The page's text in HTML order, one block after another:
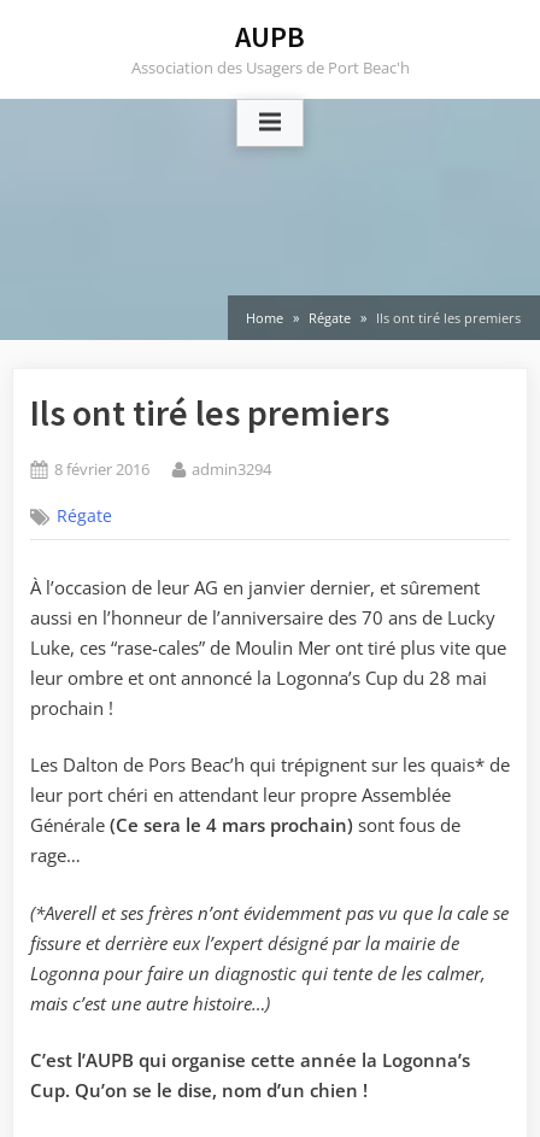
AUPB
Association des Usagers de Port Beac'h
Home Régate Ils ont tiré les premiers
Ils ont tiré les premiers
Posted
8 février 2016 By
admin3294
Régate
À l’occasion de leur AG en janvier dernier, et sûrement
aussi en l’honneur de l’anniversaire des 70 ans de Lucky
Luke, ces “rase-cales” de Moulin Mer ont tiré plus vite que
leur ombre et ont annoncé la Logonna’s Cup du 28 mai
prochain !
Les Dalton de Pors Beac’h qui trépignent sur les quais* de
leur port chéri en attendant leur propre Assemblée
Générale (Ce sera le 4 mars prochain) sont fous de
rage…
(*Averell et ses frères n’ont évidemment pas vu que la cale se
fissure et derrière eux l’expert désigné par la mairie de
Logonna pour faire un diagnostic qui tente de les calmer,
mais c’est une autre histoire…)
C’est l’AUPB qui organise cette année la Logonna’s
Cup. Qu’on se le dise, nom d’un chien !